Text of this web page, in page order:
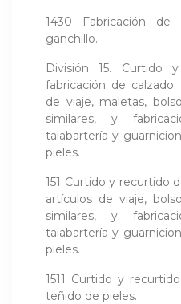
1430 Fabricación
ganchillo.
División 15. Curtido
fabricación de
de viaje, maletas,
similares, y
talabartería y
pieles.
151 Curtido y recurtido
artículos de viaje,
similares, y
talabartería y
pieles.
1511 Curtido y
teñido de pieles.